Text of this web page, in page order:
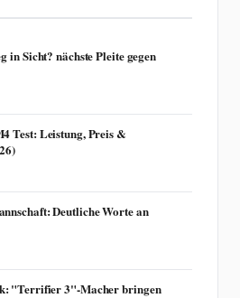
in Sicht? nächste Pleite gegen
Test: Leistung, Preis &
Deutliche Worte an
"Terrifier 3"-Macher bringen